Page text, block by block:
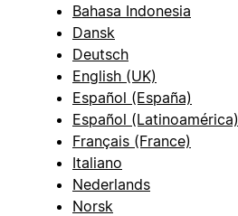
Bahasa Indonesia
Dansk
Deutsch
English (UK)
Español (España)
Español (Latinoamérica)
Français (France)
Italiano
Nederlands
Norsk